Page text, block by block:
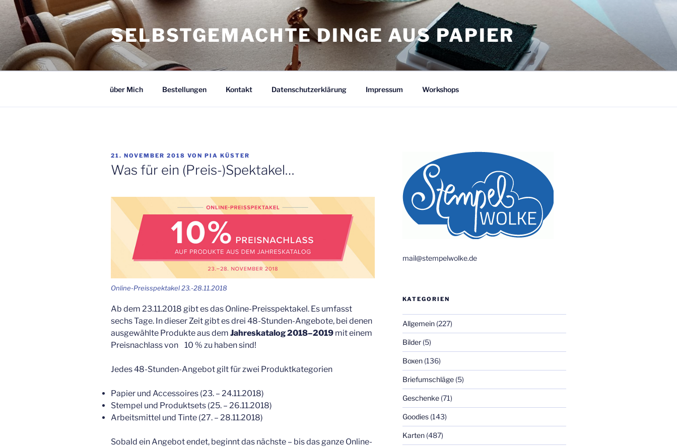
Zum
Inhalt
springen
SELBSTGEMACHTE DINGE AUS PAPIER
über Mich Bestellungen Kontakt Datenschutzerklärung Impressum Workshops
VERÖFFENTLICHT
AM
21. NOVEMBER 2018 VON PIA KÜSTER
Was für ein (Preis-)Spektakel…
Online-Preisspektakel 23.-28.11.2018
Ab dem 23.11.2018 gibt es das Online-Preisspektakel. Es umfasst
sechs Tage. In dieser Zeit gibt es drei 48-Stunden-Angebote, bei denen
ausgewählte Produkte aus dem Jahreskatalog 2018–2019 mit einem
Preisnachlass von 10 % zu haben sind!
Jedes 48-Stunden-Angebot gilt für zwei Produktkategorien
Papier und Accessoires (23. – 24.11.2018)
Stempel und Produktsets (25. – 26.11.2018)
Arbeitsmittel und Tinte (27. – 28.11.2018)
Sobald ein Angebot endet, beginnt das nächste – bis das ganze Online-
mail@stempelwolke.de
KATEGORIEN
Allgemein(227)
Bilder(5)
Boxen(136)
Briefumschläge(5)
Geschenke(71)
Goodies(143)
Karten(487)